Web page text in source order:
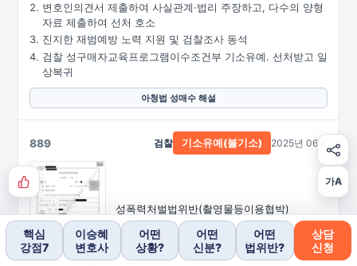
변호인의견서 제출하여 사실관계·법리 주장하고, 다수의 양형
자료 제출하여 선처 호소
진지한 재범예방 노력 지원 및 검찰조사 동석
검찰 성구매자교육프로그램이수조건부 기소유예. 선처받고 일
상복귀
아청법 성매수 해설
889
성폭력처벌법위반(촬영물등이용협박)
검찰 기소유예(불기소) 2025년 06월
가A
핵심
강점7
이승혜
변호사
어떤
상황?
어떤
신분?
어떤
법위반?
상담
신청